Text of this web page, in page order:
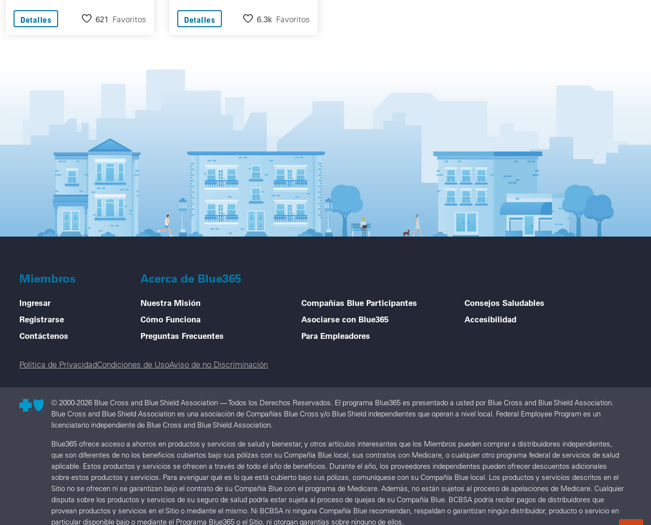
Detalles 621 Favoritos Detalles 6.3k Favoritos
Miembros
Ingresar
Registrarse
Contáctenos
Acerca de Blue365
Nuestra Misión
Cómo Funciona
Preguntas Frecuentes
Compañías Blue Participantes
Asociarse con Blue365
Para Empleadores
Consejos Saludables
Accesibilidad
Legal menu
Política de PrivacidadCondiciones de UsoAviso de no Discriminación
© 2000-2026 Blue Cross and Blue Shield Association — Todos los Derechos Reservados. El programa Blue365 es presentado a usted por Blue Cross and Blue Shield Association.
Blue Cross and Blue Shield Association es una asociación de Compañías Blue Cross y/o Blue Shield independientes que operan a nivel local. Federal Employee Program es un
licenciatario independiente de Blue Cross and Blue Shield Association.
Blue365 ofrece acceso a ahorros en productos y servicios de salud y bienestar, y otros artículos interesantes que los Miembros pueden comprar a distribuidores independientes,
que son diferentes de no los beneficios cubiertos bajo sus pólizas con su Compañía Blue local, sus contratos con Medicare, o cualquier otro programa federal de servicios de salud
aplicable. Estos productos y servicios se ofrecen a través de todo el año de beneficios. Durante el año, los proveedores independientes pueden ofrecer descuentos adicionales
sobre estos productos y servicios. Para averiguar qué es lo que está cubierto bajo sus pólizas, comuníquese con su Compañía Blue local. Los productos y servicios descritos en el
Sitio no se ofrecen ni se garantizan bajo el contrato de su Compañía Blue con el programa de Medicare. Además, no están sujetos al proceso de apelaciones de Medicare. Cualquier
disputa sobre los productos y servicios de su seguro de salud podría estar sujeta al proceso de quejas de su Compañía Blue. BCBSA podría recibir pagos de distribuidores que
provean productos y servicios en el Sitio o mediante el mismo. Ni BCBSA ni ninguna Compañía Blue recomiendan, respaldan o garantizan ningún distribuidor, producto o servicio en
particular disponible bajo o mediante el Programa Blue365 o el Sitio, ni otorgan garantías sobre ninguno de ellos.